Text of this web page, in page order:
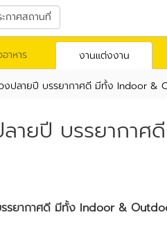
กาศสถานที่
าหาร งานแต่งงาน
งปลายปี บรรยากาศดี มีทั้ง Indoor &
ายปี บรรยากาศ
รยากาศดี มีทั้ง Indoor &